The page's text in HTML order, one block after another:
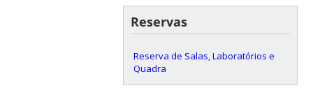
Reservas
Reserva de Salas, Laboratórios e
Quadra